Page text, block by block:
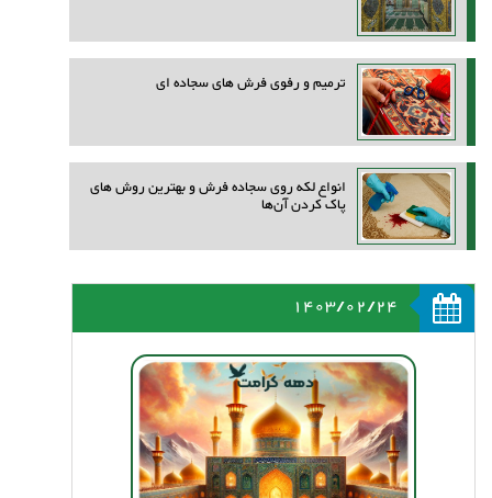
ترمیم و رفوی فرش های سجاده ای
انواع لکه روی سجاده فرش و بهترین روش‌ های
پاک کردن آن‌ها
1403/02/24